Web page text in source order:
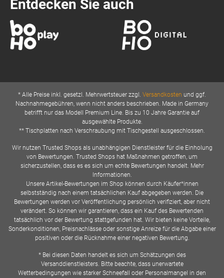
Entdecken Sie auch
* Alle Preise inkl. gesetzl. Mehrwertsteuer zzgl. Versandkosten und ggf.
Nachnahmegebühren, wenn nicht anders beschrieben. Made in Germany
betrifft nur das Modell Premium Line. Bis zu 10 Jahre Garantie auf
ausgewählte Produkte.
** Tischplatten nach Verschraubung mit Tischgestell ausgeschlossen.
Wir nutzen Trusted Shops als unabhängigen Dienstleister für die Einholung
von Bewertungen. Trusted Shops hat Maßnahmen getroffen, um
sicherzustellen, dass es es sich um echte Bewertungen handelt. Mehr
Informationen.
Unsere Artikel-Bewertungen im Shop können durch Käufer*innen
selbstständig nach einem tatsächlichen Kauf abgegeben werden. Die
Bewertungen werden vor Veröffentlichung persönlich verifiziert, aber nicht
verändert. So können wir garantieren, dass ein Kauf des Bewertenden
tatsächlich vor der Bewertung stattgefunden hat. Wir bieten keine Vorteile,
Sonderkonditionen, Preisnachlässe oder sonstige Anreize für die Abgabe einer
positiven oder die Rücknahme einer negativen Bewertung.
* Bei diesen Daten handelt es sich um Schätzungen des
Versanddienstleisters. Bitte beachte, dass unerwartete
Wetterbedingungen wie starker Schneefall oder Personalmangel in den